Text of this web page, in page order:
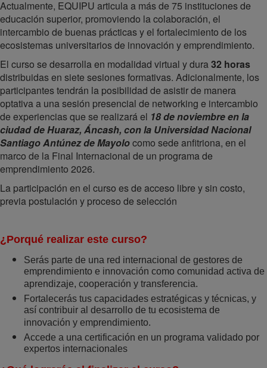
Actualmente, EQUIPU articula a más de 75 instituciones de
educación superior, promoviendo la colaboración, el
intercambio de buenas prácticas y el fortalecimiento de los
ecosistemas universitarios de innovación y emprendimiento.
El curso se desarrolla en modalidad virtual y dura32 horas
distribuidas en siete sesiones formativas. Adicionalmente, los
participantes tendrán la posibilidad de asistir de manera
optativa a una sesión presencial de networking e intercambio
de experiencias que se realizará el 18 de noviembre en la
ciudad de Huaraz, Áncash, con la Universidad Nacional
Santiago Antúnez de Mayolocomo sede anfitriona, en el
marco de la Final Internacional de un programa de
emprendimiento 2026.
La participación en el curso es de acceso libre y sin costo,
previa postulación y proceso de selección
¿Porqué realizar este curso?
Serás parte de una red internacional de gestores de
emprendimiento e innovación como comunidad activa de
aprendizaje, cooperación y transferencia.
Fortalecerás tus capacidades estratégicas y técnicas, y
así contribuir al desarrollo de tu ecosistema de
innovación y emprendimiento.
Accede a una certificación en un programa validado por
expertos internacionales